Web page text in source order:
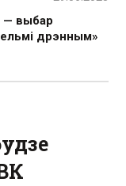
— выбар
дрэнным»